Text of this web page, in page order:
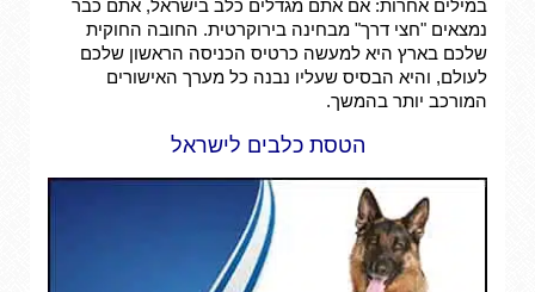
במילים אחרות: אם אתם מגדלים כלב בישראל, אתם כבר
נמצאים "חצי דרך" מבחינה בירוקרטית. החובה החוקית
שלכם בארץ היא למעשה כרטיס הכניסה הראשון שלכם
לעולם, והיא הבסיס שעליו נבנה כל מערך האישורים
המורכב יותר בהמשך.
הטסת כלבים לישראל